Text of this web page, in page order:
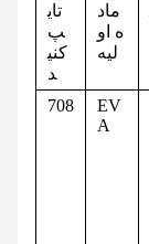
تای
پ
کنی
د
ماد
ه او
لیه
708
EV
A